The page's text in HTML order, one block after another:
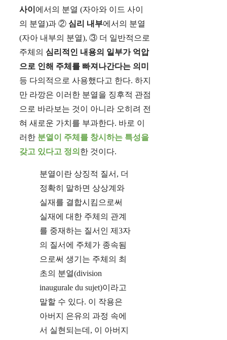
사이 에서의 분열 (자아와 이드 사이
의 분열)과 ② 심리 내부에서의 분열
(자아 내부의 분열), ③ 더 일반적으로
주체의 심리적인 내용의 일부가 억압
으로 인해 주체를 빠져나간다는 의미
등 다의적으로 사용했다고 한다. 하지
만 라깡은 이러한 분열을 징후적 관점
으로 바라보는 것이 아니라 오히려 전
혀 새로운 가치를 부과한다. 바로 이
러한 분열이 주체를 창시하는 특성을
갖고 있다고 정의 한 것이다.
분열이란 상징적 질서, 더
정확히 말하면 상상계와
실재를 결합시킴으로써
실재에 대한 주체의 관계
를 중재하는 질서인 제3자
의 질서에 주체가 종속됨
으로써 생기는 주체의 최
초의 분열(division
inaugurale du sujet)이라고
말할 수 있다. 이 작용은
아버지 은유의 과정 속에
서 실현되는데, 이 아버지